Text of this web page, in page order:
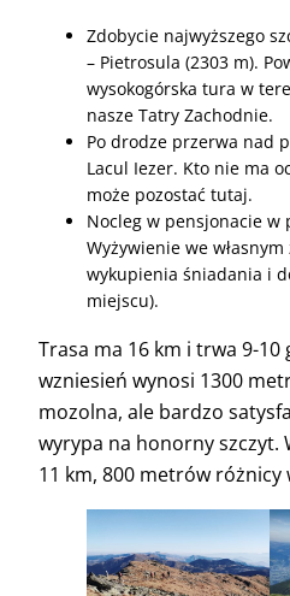
Zdobycie najwyższego
– Pietrosula (2303 m).
wysokogórska tura w
nasze Tatry Zachodnie.
Po drodze przerwa nad
Lacul Iezer. Kto nie ma
może pozostać tutaj.
Nocleg w pensjonacie w
Wyżywienie we
wykupienia śniadania i
miejscu).
Trasa ma 16 km i trwa 9-10
wzniesień wynosi 1300
mozolna, ale bardzo
wyrypa na honorny szczyt.
11 km, 800 metrów różnicy